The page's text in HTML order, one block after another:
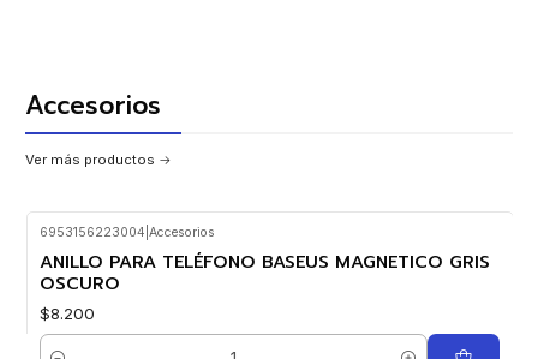
Accesorios
Ver más productos
6953156223004 Accesorios
ANILLO PARA TELÉFONO BASEUS MAGNETICO GRIS
OSCURO
$8.200